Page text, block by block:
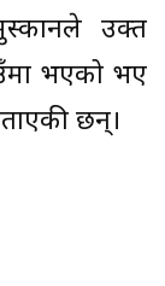
उक्त
भएको भए
छन्।